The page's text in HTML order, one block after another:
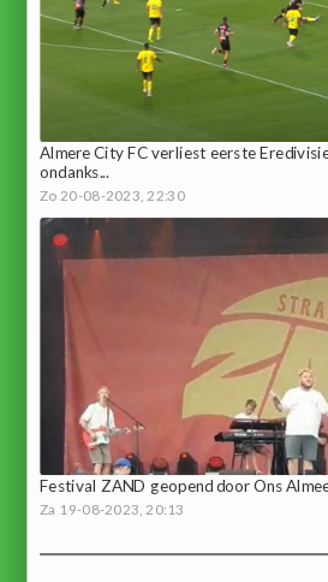
Almere City FC verliest eerste
ondanks...
Zo 20-08-2023, 22:30
Festival ZAND geopend door Ons
Za 19-08-2023, 20:13